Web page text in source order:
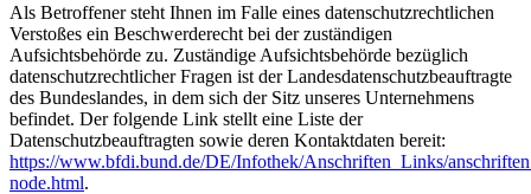
Als Betroffener steht Ihnen im Falle eines datenschutzrechtlichen
Verstoßes ein Beschwerderecht bei der zuständigen
Aufsichtsbehörde zu. Zuständige Aufsichtsbehörde bezüglich
datenschutzrechtlicher Fragen ist der Landesdatenschutzbeauftragte
des Bundeslandes, in dem sich der Sitz unseres Unternehmens
befindet. Der folgende Link stellt eine Liste der
Datenschutzbeauftragten sowie deren Kontaktdaten bereit:
https://www.bfdi.bund.de/DE/Infothek/Anschriften_Links/
node.html.